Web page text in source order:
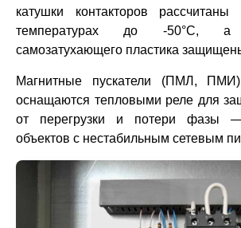
катушки контакторов
температурах до -50°C,
самозатухающего пластика
Магнитные пускатели (ПМЛ, ПМИ)
оснащаются тепловыми реле для
от перегрузки и потери фазы
объектов с нестабильным сетевым